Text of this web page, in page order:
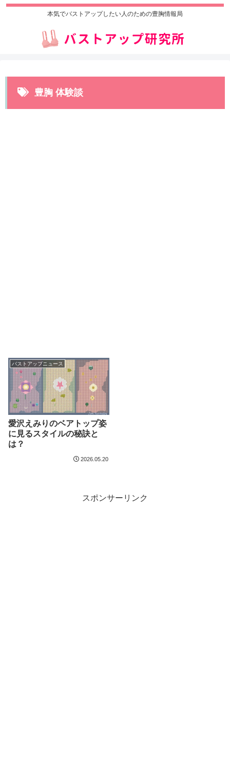
本気でバストアップしたい人のための豊胸情報局
豊胸 体験談
バストアップニュース
愛沢えみりのベアトップ姿
に見るスタイルの秘訣と
は？
2026.05.20
スポンサーリンク